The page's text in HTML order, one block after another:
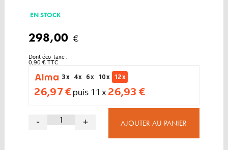
EN STOCK
298,00 €
Dont éco-taxe :
0,90 € TTC
3 x
4 x 6 x 10 x 12 x
26,97 €puis 11 x 26,93 €
- + AJOUTER AU PANIER